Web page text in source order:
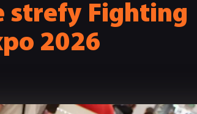
strefy Fighting
2026